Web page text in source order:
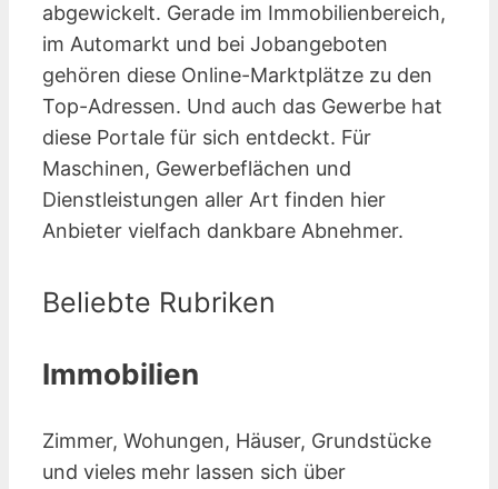
abgewickelt. Gerade im Immobilienbereich,
im Automarkt und bei Jobangeboten
gehören diese Online-Marktplätze zu den
Top-Adressen. Und auch das Gewerbe hat
diese Portale für sich entdeckt. Für
Maschinen, Gewerbeflächen und
Dienstleistungen aller Art finden hier
Anbieter vielfach dankbare Abnehmer.
Beliebte Rubriken
Immobilien
Zimmer, Wohungen, Häuser, Grundstücke
und vieles mehr lassen sich über